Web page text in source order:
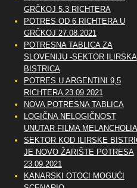
GRČKOJ 5.3 RICHTERA
POTRES OD 6 RICHTERA U
GRČKOJ 27.08.2021
POTRESNA TABLICA ZA
SLOVENIJU -SEKTOR ILIRSKA
BISTRICA
POTRES U ARGENTINI 9,5
RICHTERA 23.09.2021
NOVA POTRESNA TABLICA
LOGIČNA NELOGIČNOST
UNUTAR FILMA MELANCHOLIA
SEKTOR KOD ILIRSKE
JE NOVO ŽARIŠTE POTRESA
23.09.2021
KANARSKI OTOCI MOGUĆI